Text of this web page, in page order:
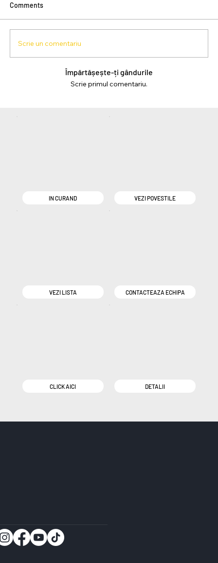
Comments
Scrie un comentariu
Împărtășește-ți gândurile
Scrie primul comentariu.
IN CURAND VEZI POVESTILE
VEZI LISTA CONTACTEAZA ECHIPA
CLICK AICI DETALII